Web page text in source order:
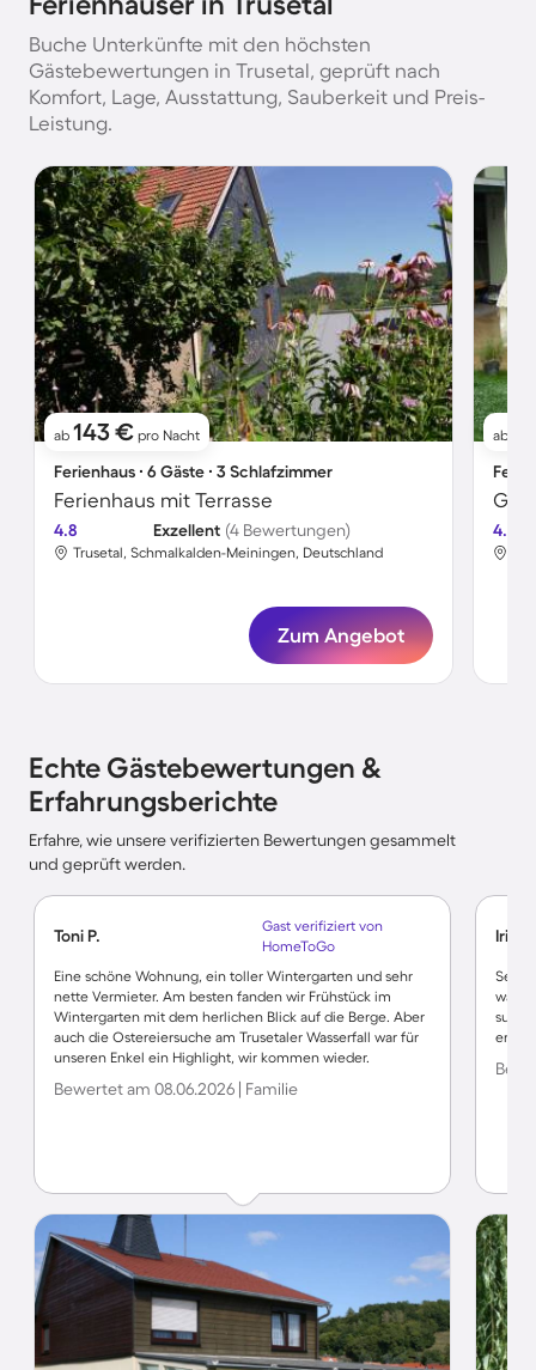
Buche Unterkünfte mit den höchsten
Gästebewertungen in Trusetal, geprüft nach
Komfort, Lage, Ausstattung, Sauberkeit und Preis-
Leistung.
ab 143 € pro Nacht
Ferienhaus ∙ 6 Gäste ∙ 3 Schlafzimmer
Ferienhaus mit Terrasse
4.8 Exzellent (4 Bewertungen)
Trusetal, Schmalkalden-Meiningen, Deutschland
Zum Angebot
ab
4.5
Echte Gästebewertungen &
Erfahrungsberichte
Erfahre, wie unsere verifizierten Bewertungen gesammelt
und geprüft werden.
Toni P.
Gast verifiziert von
HomeToGo
Eine schöne Wohnung, ein toller Wintergarten und sehr
nette Vermieter. Am besten fanden wir Frühstück im
Wintergarten mit dem herlichen Blick auf die Berge. Aber
auch die Ostereiersuche am Trusetaler Wasserfall war für
unseren Enkel ein Highlight, wir kommen wieder.
Bewertet am 08.06.2026 | Familie
Iris L.
Sehr
super